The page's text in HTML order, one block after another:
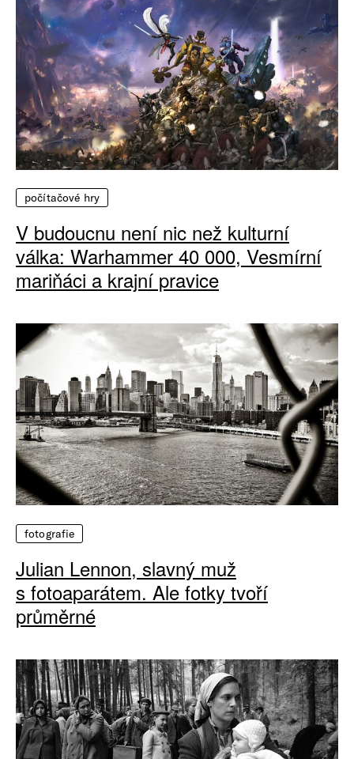
počítačové hry
V budoucnu není nic než kulturní
válka: Warhammer 40 000, Vesmírní
mariňáci a krajní pravice
fotografie
Julian Lennon, slavný muž
s fotoaparátem. Ale fotky tvoří
průměrné